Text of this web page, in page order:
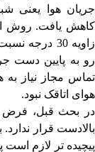
کاهش یافت. روش
زاویه 30
رو به پایین دست
تماس مجاز نیاز به
هوای اتاقک نبود.
در بحث قبل، فرض
بالادست قرار
پیچیده تر لازم